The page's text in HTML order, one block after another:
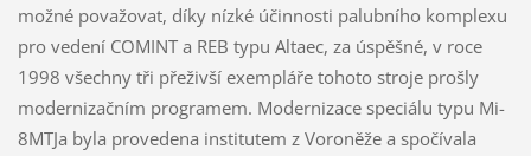
možné považovat, díky nízké účinnosti palubního komplexu
pro vedení COMINT a REB typu Altaec, za úspěšné, v roce
1998 všechny tři přeživší exempláře tohoto stroje prošly
modernizačním programem. Modernizace speciálu typu Mi-
8MTJa byla provedena institutem z Voroněže a spočívala